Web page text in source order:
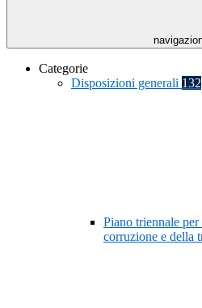
Categorie
Disposizioni generali 132
Piano triennale
corruzione e della